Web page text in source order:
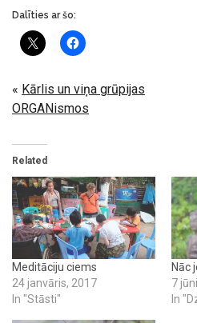
Dalīties ar šo:
« Kārlis un viņa grūpijas
ORGANismos
Related
Meditāciju ciems
24 janvāris, 2017
In "Stāsti"
Nāc
7
In